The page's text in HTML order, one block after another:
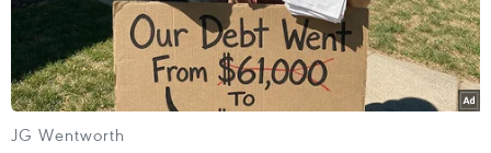
24/10 (giờ địa phương) tại huyện Túc Bắc, tỉnh Cam
Túc, Tây Bắc Trung Quốc, có độ sâu chấn tiêu 10km.
JG Wentworth